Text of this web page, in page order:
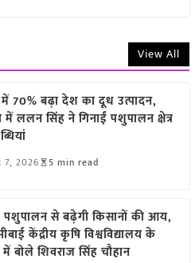
View All
70% बढ़ा देश का दूध उत्पादन,
में ललन सिंह ने गिनाईं पशुपालन क्षेत्र
7, 2026 5 min read
पशुपालन से बढ़ेगी किसानों की आय,
केंद्रीय कृषि विश्वविद्यालय के
में बोले शिवराज सिंह चौहान